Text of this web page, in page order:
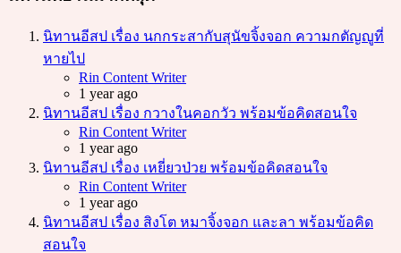
นิทานอีสป เรื่อง นกกระสากับสุนัขจิ้งจอก ความกตัญญูที่
หายไป
Posted
Rin Content Writer
1 year ago
นิทานอีสป เรื่อง กวางในคอกวัว พร้อมข้อคิดสอนใจ
Posted
Rin Content Writer
1 year ago
นิทานอีสป เรื่อง เหยี่ยวป่วย พร้อมข้อคิดสอนใจ
Posted
Rin Content Writer
1 year ago
นิทานอีสป เรื่อง สิงโต หมาจิ้งจอก และลา พร้อมข้อคิด
สอนใจ